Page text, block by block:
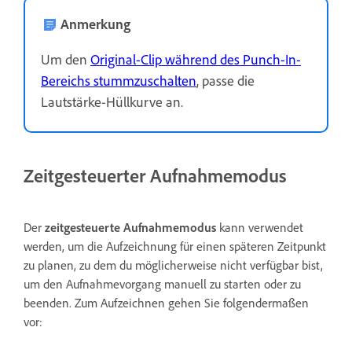
Anmerkung
Um den Original-Clip während des Punch-In-
Bereichs stummzuschalten, passe die
Lautstärke-Hüllkurve an.
Zeitgesteuerter Aufnahmemodus
Der zeitgesteuerte Aufnahmemodus kann verwendet
werden, um die Aufzeichnung für einen späteren Zeitpunkt
zu planen, zu dem du möglicherweise nicht verfügbar bist,
um den Aufnahmevorgang manuell zu starten oder zu
beenden. Zum Aufzeichnen gehen Sie folgendermaßen
vor: